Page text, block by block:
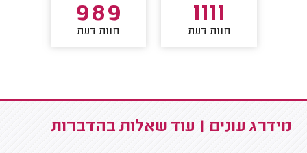
1111
חוות דעת
989
חוות דעת
מידרג עונים | עוד שאלות בהדברות